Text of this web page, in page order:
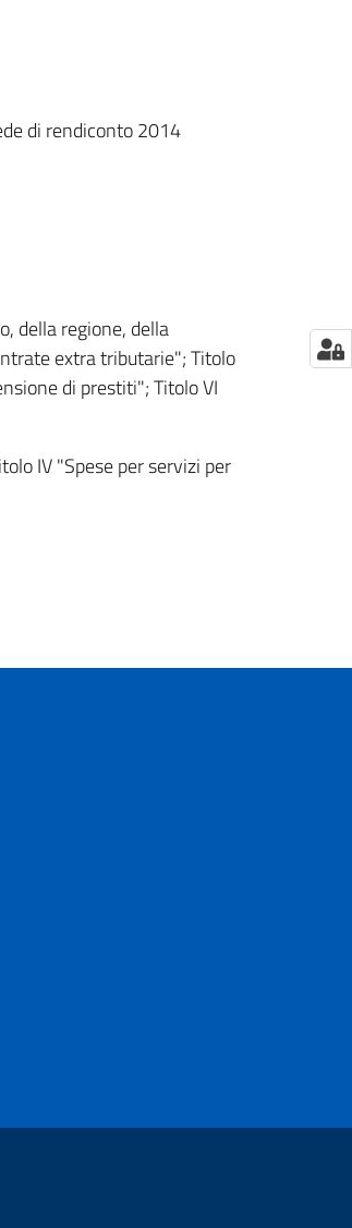
di rendiconto 2014
della regione, della
extra tributarie"; Titolo
di prestiti"; Titolo VI
IV "Spese per servizi per